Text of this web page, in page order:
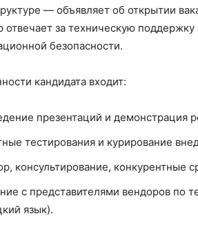
— объявляет об открытии
отвечает за техническую
безопасности.
кандидата входит:
презентаций и демонстрация
тестирования и курирование
консультирование, конкурентные
с представителями вендоров по
язык).